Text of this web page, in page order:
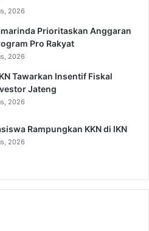
2026
Prioritaskan Anggaran
Pro Rakyat
2026
Tawarkan Insentif Fiskal
Jateng
2026
Rampungkan KKN di IKN
2026